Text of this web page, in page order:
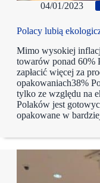
04/01/2023
Polacy lubią
Mimo wysokiej
towarów ponad 60%
zapłacić więcej za
opakowaniach38%
tylko ze względu na
Polaków jest
opakowane w